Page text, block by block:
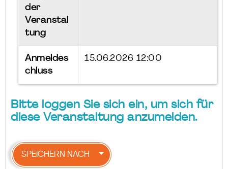
der
Veranstal
tung
Anmeldes
chluss
15.06.2026 12:00
Bitte loggen Sie sich ein, um sich für
diese Veranstaltung anzumelden.
SPEICHERN NACH